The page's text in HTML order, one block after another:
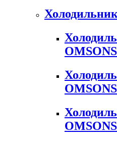
OMSONS
OMSONS
OMSONS